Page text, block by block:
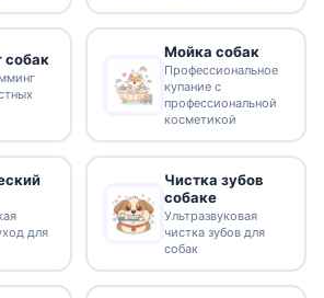
собак Мойка собак
Профессиональное
купание с
профессиональной
косметикой
для
Чистка зубов
собаке
Ультразвуковая
чистка зубов для
собак